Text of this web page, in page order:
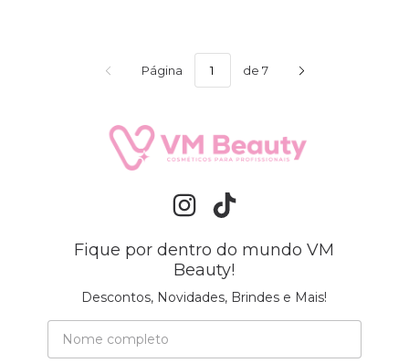
Página de 7
Fique por dentro do mundo VM
Beauty!
Descontos, Novidades, Brindes e Mais!